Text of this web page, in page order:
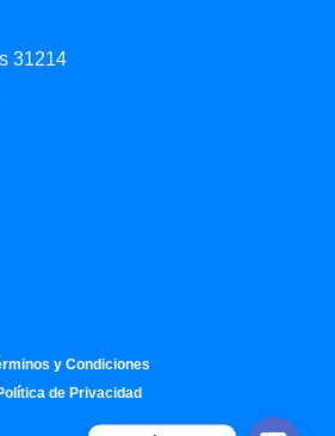
31214
y Condiciones
de Privacidad